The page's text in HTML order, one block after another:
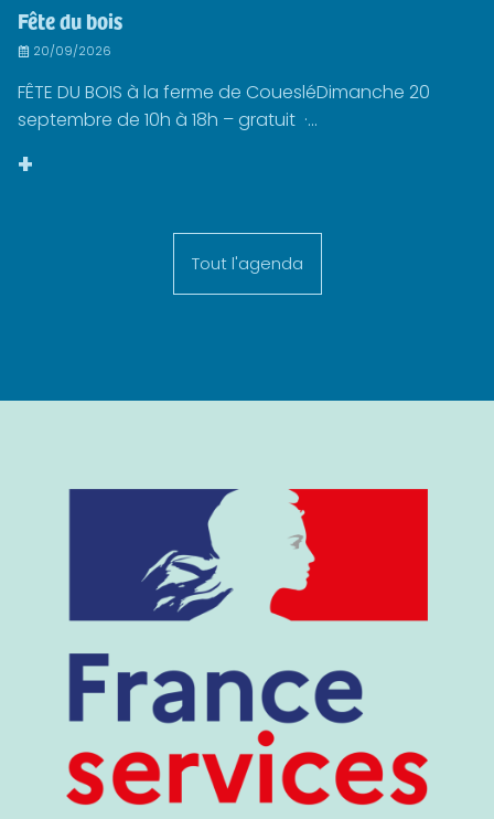
Fête du bois
20/09/2026
FÊTE DU BOIS à la ferme de CouesléDimanche 20
septembre de 10h à 18h – gratuit ·...
+
Tout l'agenda